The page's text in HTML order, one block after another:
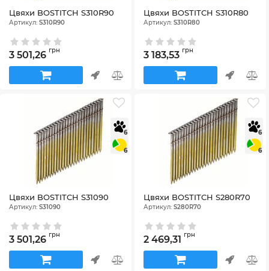
Цвяхи BOSTITCH S310R90
Артикул: S310R90
3 501,26 грн
Цвяхи BOSTITCH S310R80
Артикул: S310R80
3 183,53 грн
6
6
Цвяхи BOSTITCH S31090
Артикул: S31090
3 501,26 грн
6
6
Цвяхи BOSTITCH S280R70
Артикул: S280R70
2 469,31 грн